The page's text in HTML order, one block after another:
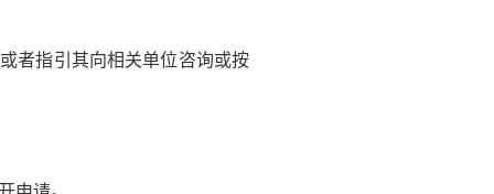
者指引其向相关单位咨询或按